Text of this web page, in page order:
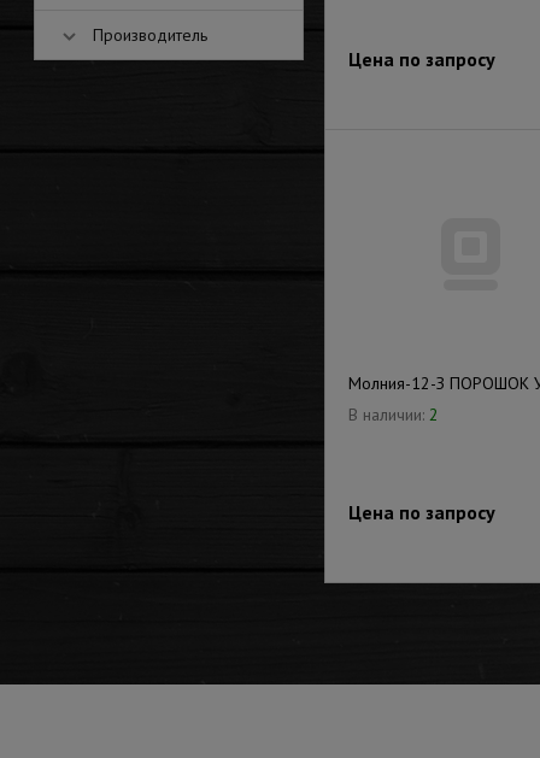
Производитель
Цена по запросу
Молния-12-З ПОРОШОК
В наличии: 2
Цена по запросу